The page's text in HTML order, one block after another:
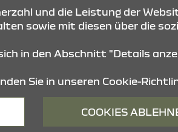
© 2026 Dacia
und die Leistung der
sowie mit diesen über die
in den Abschnitt "Details
Sie in unseren Cookie-
COOKIES